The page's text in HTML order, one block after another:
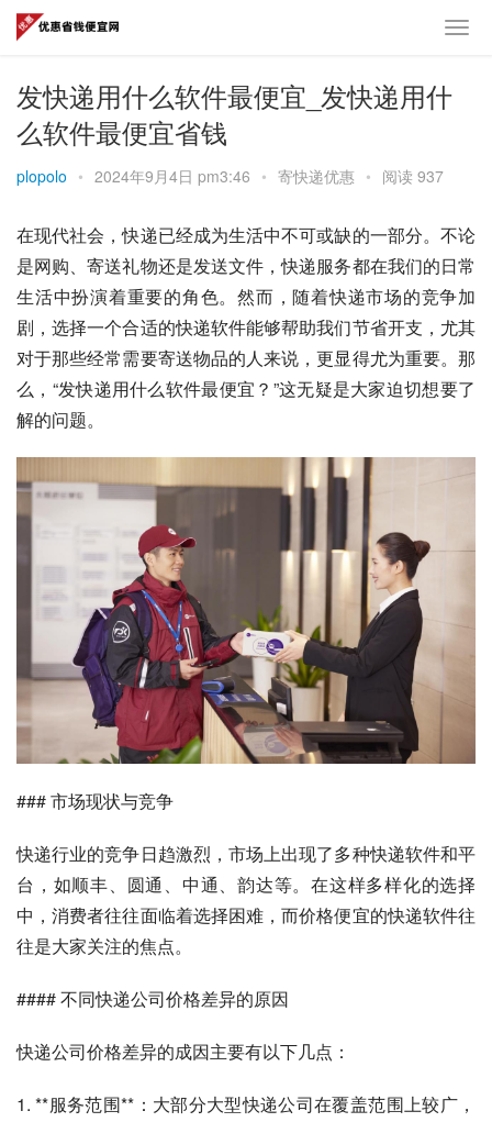
发快递用什么软件最便宜_发快递用什
么软件最便宜省钱
plopolo • 2024年9月4日 pm3:46 • 寄快递优惠 • 阅读 937
在现代社会，快递已经成为生活中不可或缺的一部分。不论
是网购、寄送礼物还是发送文件，快递服务都在我们的日常
生活中扮演着重要的角色。然而，随着快递市场的竞争加
剧，选择一个合适的快递软件能够帮助我们节省开支，尤其
对于那些经常需要寄送物品的人来说，更显得尤为重要。那
么，“发快递用什么软件最便宜？”这无疑是大家迫切想要了
解的问题。
### 市场现状与竞争
快递行业的竞争日趋激烈，市场上出现了多种快递软件和平
台，如顺丰、圆通、中通、韵达等。在这样多样化的选择
中，消费者往往面临着选择困难，而价格便宜的快递软件往
往是大家关注的焦点。
#### 不同快递公司价格差异的原因
快递公司价格差异的成因主要有以下几点：
1. **服务范围**：大部分大型快递公司在覆盖范围上较广，